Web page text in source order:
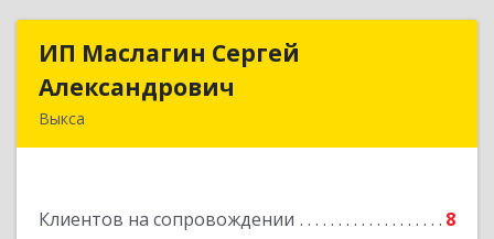
ИП Маслагин Сергей
Александрович
Выкса
Клиентов на сопровождении 8
ИП Маслагин Сергей
Подробнее